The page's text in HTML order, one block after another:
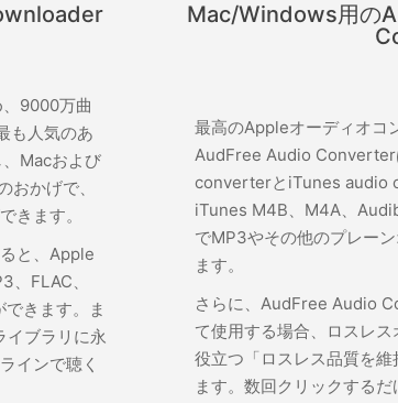
9000万曲
も人気のあ
Macおよび
かげで、
きます。
と、Apple
FLAC、
きます。ま
ブラリに永
インで聴く
Mac/Windows用の
最高のAppleオーディオコ
AudFree Audio
converterとiTunes audio
iTunes M4B、M4A、
でMP3やその他のプレー
ます。
さらに、AudFree Audio
て使用する場合、ロスレ
役立つ「ロスレス品質を
ます。数回クリックする